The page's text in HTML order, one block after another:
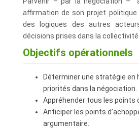
affirmation de son projet
des logiques des autres
décisions prises dans la collectivité.
Objectifs opérationnels
Déterminer une stratégie en
priorités dans la négociation.
Appréhender tous les points
Anticiper les points
argumentaire.